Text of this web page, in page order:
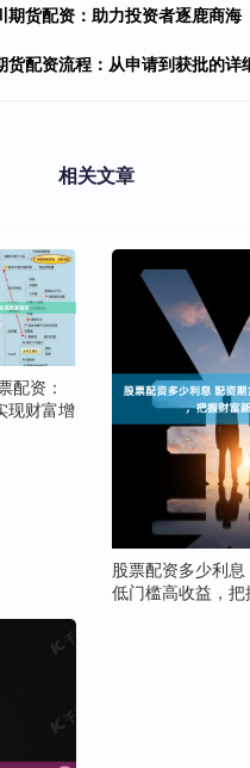
期货配资：助力投资者逐鹿商海
货配资流程：从申请到获批的详
相关文章
配资：
现财富增
股票配资多少利息
低门槛高收益，